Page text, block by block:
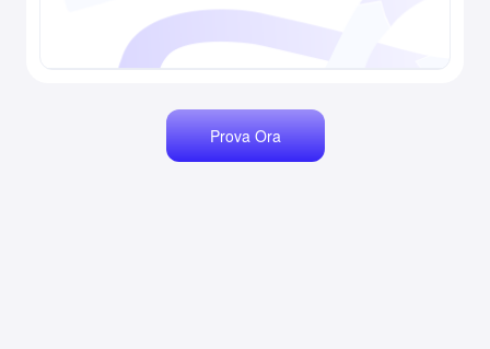
Prova Ora